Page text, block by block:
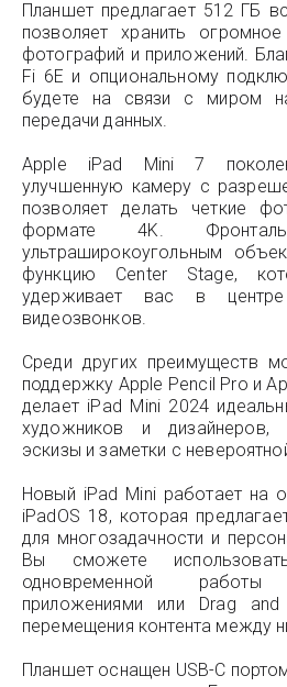
Планшет предлагает 512 ГБ
позволяет хранить
фотографий и приложений.
Fi 6E и опциональному
будете на связи с миром
передачи данных.
Apple iPad Mini 7
улучшенную камеру с
позволяет делать четкие
формате 4K.
ультраширокоугольным
функцию Center Stage,
удерживает вас в
видеозвонков.
Среди других преимуществ
поддержку Apple Pencil Pro и
делает iPad Mini 2024
художников и дизайнеров,
эскизы и заметки с
Новый iPad Mini работает на
iPadOS 18, которая
для многозадачности и
Вы сможете
одновременной
приложениями или Drag
перемещения контента между
Планшет оснащен USB-C